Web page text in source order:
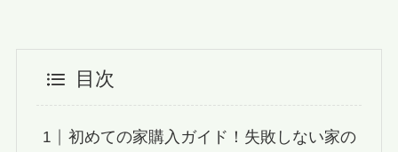
目次
初めての家購入ガイド！失敗しない家の